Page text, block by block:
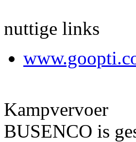
nuttige links
Kampvervoer
BUSENCO is